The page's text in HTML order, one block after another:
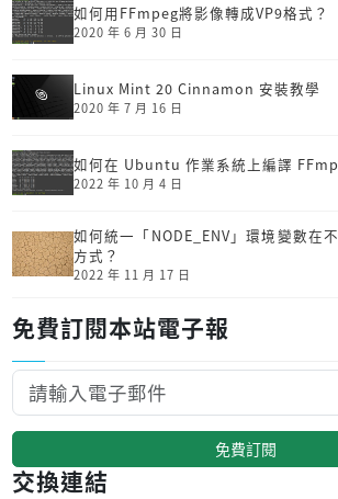
如何用FFmpeg將影像轉成VP9格式？
2020 年 6 月 30 日
Linux Mint 20 Cinnamon 安裝教學
2020 年 7 月 16 日
如何在 Ubuntu 作業系統上編譯
2022 年 10 月 4 日
如何統一「NODE_ENV」環境變數在
方式？
2022 年 11 月 17 日
免費訂閱本站電子報
免費訂閱
交換連結